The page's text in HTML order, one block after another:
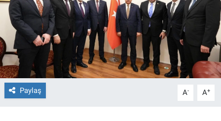
Paylaş A- A+
Bilim, Teknoloji
ASAYİŞ
ÇEVRE
HABERDE İNSAN